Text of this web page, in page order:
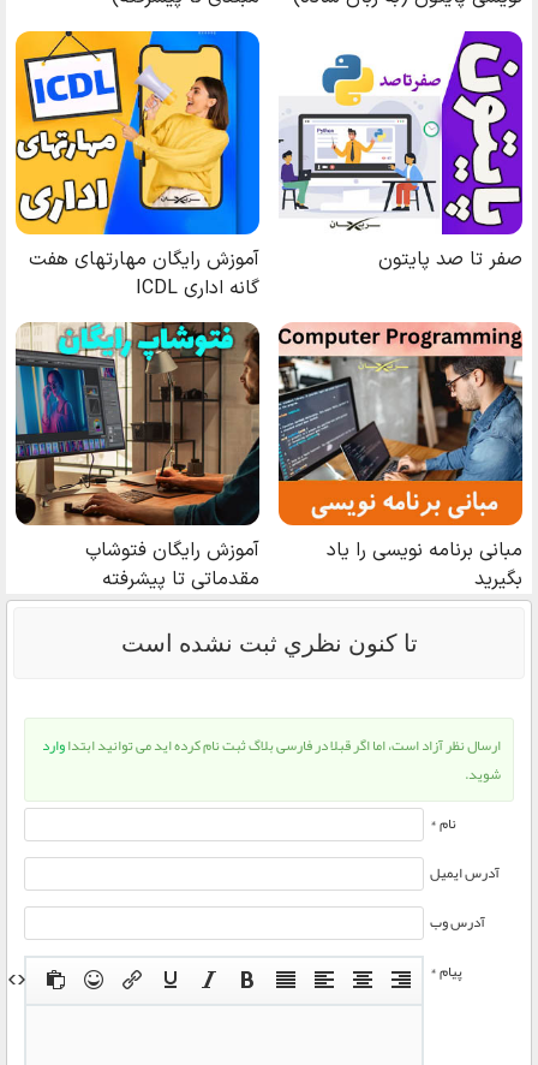
تا كنون نظري ثبت نشده است
ارسال نظر آزاد است، اما اگر قبلا در فارسی بلاگ ثبت نام کرده اید می توانید ابتداوارد
شوید.
نام *
آدرس ایمیل
آدرس وب
پیام *